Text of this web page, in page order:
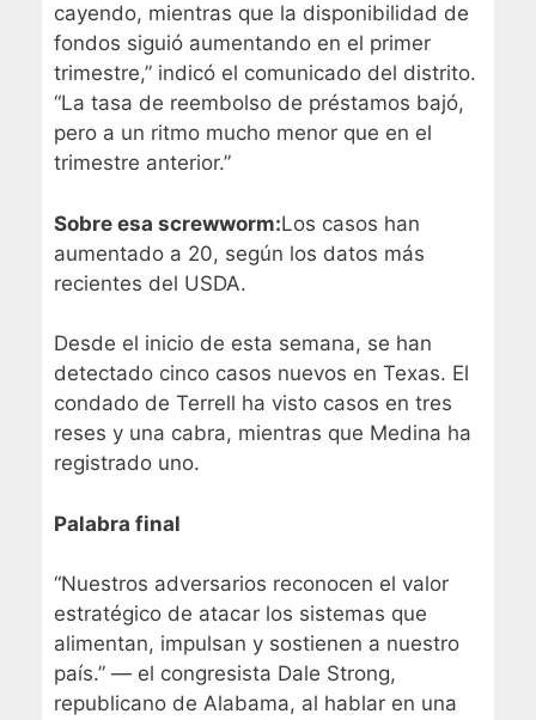
cayendo, mientras que la disponibilidad de
fondos siguió aumentando en el primer
trimestre,” indicó el comunicado del distrito.
“La tasa de reembolso de préstamos bajó,
pero a un ritmo mucho menor que en el
trimestre anterior.”
Sobre esa screwworm:Los casos han
aumentado a 20, según los datos más
recientes del USDA.
Desde el inicio de esta semana, se han
detectado cinco casos nuevos en Texas. El
condado de Terrell ha visto casos en tres
reses y una cabra, mientras que Medina ha
registrado uno.
Palabra final
“Nuestros adversarios reconocen el valor
estratégico de atacar los sistemas que
alimentan, impulsan y sostienen a nuestro
país.” — el congresista Dale Strong,
republicano de Alabama, al hablar en una